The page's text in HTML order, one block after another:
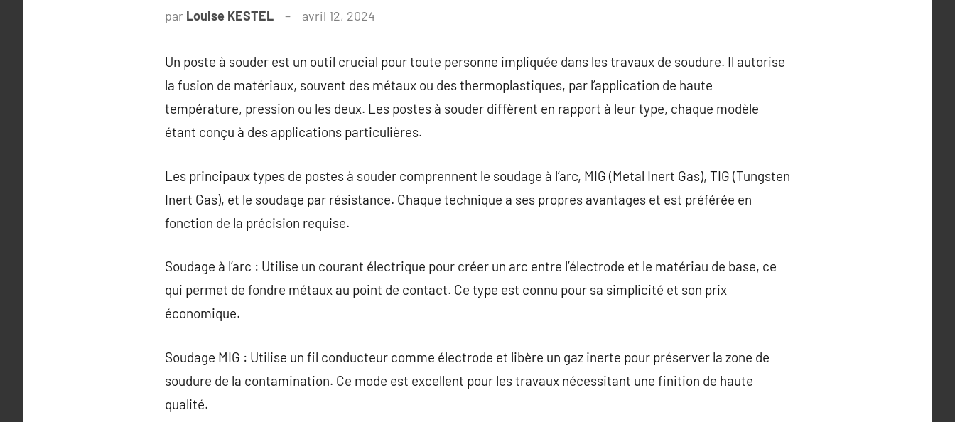
par Louise KESTEL avril 12, 2024
Un poste à souder est un outil crucial pour toute personne impliquée dans les travaux de soudure. Il autorise
la fusion de matériaux, souvent des métaux ou des thermoplastiques, par l’application de haute
température, pression ou les deux. Les postes à souder diffèrent en rapport à leur type, chaque modèle
étant conçu à des applications particulières.
Les principaux types de postes à souder comprennent le soudage à l’arc, MIG (Metal Inert Gas), TIG (Tungsten
Inert Gas), et le soudage par résistance. Chaque technique a ses propres avantages et est préférée en
fonction de la précision requise.
Soudage à l’arc : Utilise un courant électrique pour créer un arc entre l’électrode et le matériau de base, ce
qui permet de fondre métaux au point de contact. Ce type est connu pour sa simplicité et son prix
économique.
Soudage MIG : Utilise un fil conducteur comme électrode et libère un gaz inerte pour préserver la zone de
soudure de la contamination. Ce mode est excellent pour les travaux nécessitant une finition de haute
qualité.